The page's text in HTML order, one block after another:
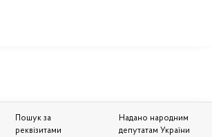
Пошук за
реквізитами
Надано народним
депутатам України